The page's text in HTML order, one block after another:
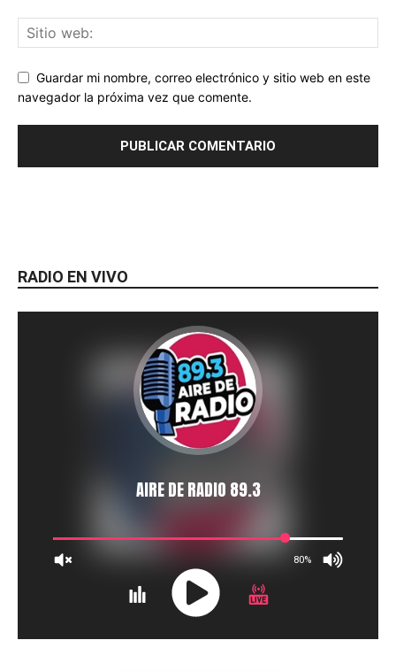
Guardar mi nombre, correo electrónico y sitio web en este
navegador la próxima vez que comente.
RADIO EN VIVO